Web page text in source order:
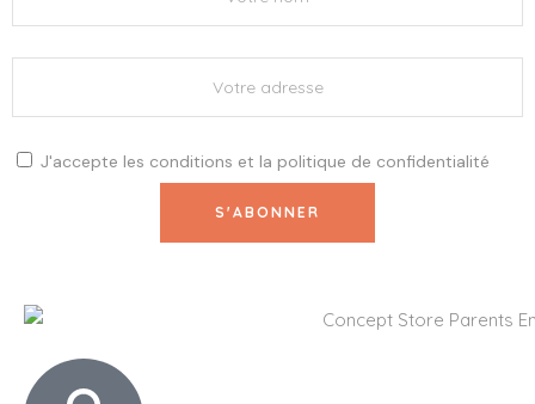
J'accepte les conditions et la politique de confidentialité